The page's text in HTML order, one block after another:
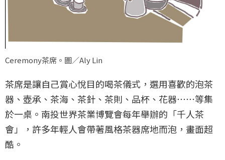
Ceremony茶席。圖／Aly Lin
茶席是讓自己賞心悅目的喝茶儀式，選用喜歡的泡茶
器、壺承、茶海、茶針、茶則、品杯、花器⋯⋯等集
於一桌。南投世界茶業博覽會每年舉辦的「千人茶
會」，許多年輕人會帶著風格茶器席地而泡，畫面超
酷。